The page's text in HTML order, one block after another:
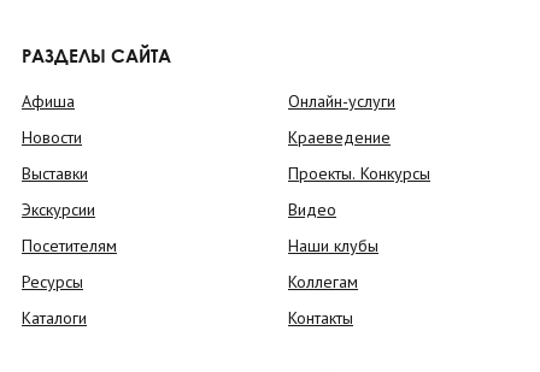
РАЗДЕЛЫ САЙТА
Афиша
Новости
Выставки
Экскурсии
Посетителям
Ресурсы
Каталоги
Онлайн-услуги
Краеведение
Проекты. Конкурсы
Видео
Наши клубы
Коллегам
Контакты